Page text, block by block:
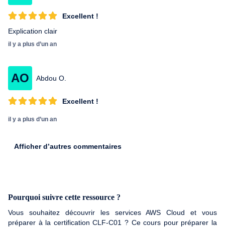
Excellent !
Explication clair
il y a plus d’un an
AO Abdou O.
Excellent !
il y a plus d’un an
Afficher d’autres commentaires
Pourquoi suivre cette ressource ?
Vous souhaitez découvrir les services AWS Cloud et vous
préparer à la certification CLF-C01 ? Ce cours pour préparer la